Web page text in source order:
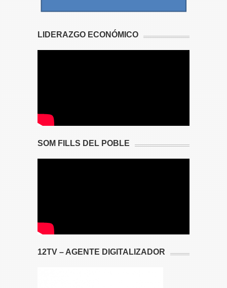
LIDERAZGO ECONÓMICO
SOM FILLS DEL POBLE
12TV – AGENTE DIGITALIZADOR